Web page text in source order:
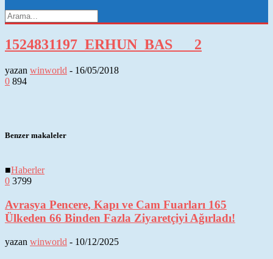
1524831197_ERHUN_BAS___2
yazan winworld - 16/05/2018
0 894
Benzer makaleler
■Haberler
0 3799
Avrasya Pencere, Kapı ve Cam Fuarları 165
Ülkeden 66 Binden Fazla Ziyaretçiyi Ağırladı!
yazan winworld - 10/12/2025